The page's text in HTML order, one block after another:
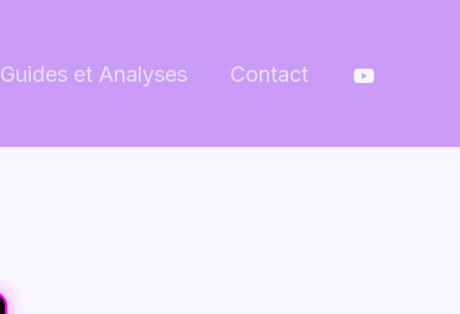
Guides et Analyses Contact